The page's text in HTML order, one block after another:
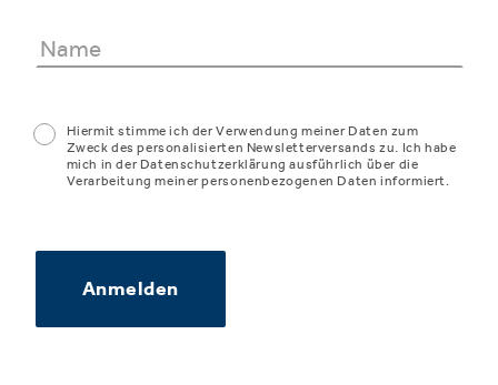
Hiermit stimme ich der Verwendung meiner Daten zum
Zweck des personalisierten Newsletterversands zu. Ich habe
mich in der Datenschutzerklärung ausführlich über die
Verarbeitung meiner personenbezogenen Daten informiert.
Anmelden